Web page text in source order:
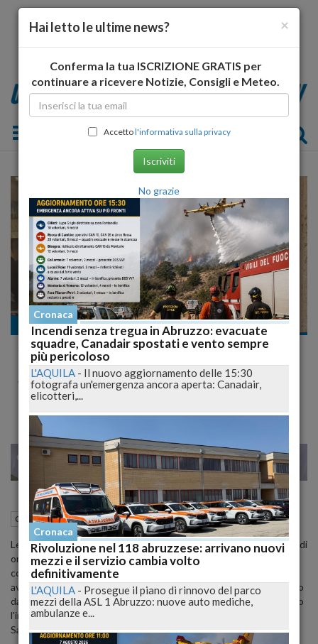
Toggle navigation
Cronaca
Scomparse in Abruzzo: Proseguono senza
sosta le ricerche di Marco Benso e Lewin
Weituschat
MILANO 22 23
Cronaca L'Aquila (AQ) 20 Agosto 2024 15:00
Le ricerche di Marco Benso, 88 anni, e Lewin Weituschat, 25enne di
origine tedesca, proseguono incessantemente in Abruzzo,
coinvolgendo numerose squadre di soccorso e risorse tecniche
avanzate. Marco Benso, in vacanza a Rocca di Cambio, è scomparso
da diversi giorni, mentre Lewin Weituschat, che aveva manifestato
l'intenzione di effettuare escursioni nel Parco Nazionale del Gran
Sasso, non dà notizie di sé dal 9 agosto.
×
Hai letto le ultime news?
Conferma la tua ISCRIZIONE GRATIS per
continuare a ricevere Notizie, Consigli e Meteo.
Accettol'informativa sulla privacy
Iscriviti
No grazie
Cronaca
Incendi senza tregua in Abruzzo: evacuate
squadre, Canadair spostati e vento sempre
più pericoloso
L'AQUILA - Il nuovo aggiornamento delle 15:30
fotografa un'emergenza ancora aperta: Canadair,
elicotteri,...
Cronaca
Rivoluzione nel 118 abruzzese: arrivano nuovi
mezzi e il servizio cambia volto
definitivamente
L'AQUILA - Prosegue il piano di rinnovo del parco
mezzi della ASL 1 Abruzzo: nuove auto mediche,
ambulanze e...